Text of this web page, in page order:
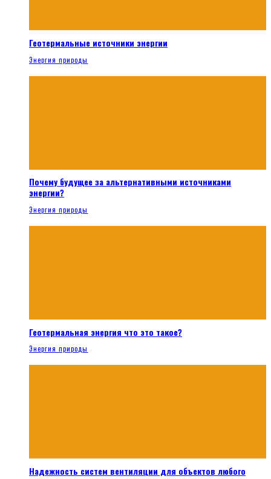
Геотермальные источники энергии
Энергия природы
Почему будущее за альтернативными источниками
энергии?
Энергия природы
Геотермальная энергия что это такое?
Энергия природы
Надежность систем вентиляции для объектов любого